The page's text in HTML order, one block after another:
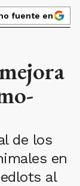
fuente en
de los
en
al